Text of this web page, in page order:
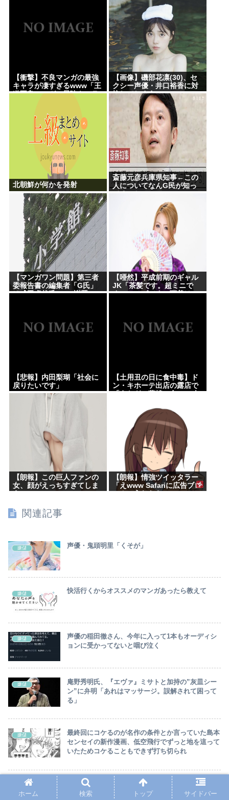
【衝撃】不良マンガの最強
キャラが凄すぎるwww「王
道不良マンガの最強キャラ
【画像】磯部花凛(30)、セ
クシー声優・井口裕香に対
抗してしまうwww
北朝鮮が何かを発射
斎藤元彦兵庫県知事←この
人についてなんG民が知っ
【マンガワン問題】第三者
委報告書の編集者「G氏」
は成田卓哉氏...Xで謝罪
【唖然】平成前期のギャル
JK「茶髪です。超ミニで
す。ルーズです。下着はテ
【悲報】内田梨瑚「社会に
戻りたいです」
【土用丑の日に食中毒】ド
ン・キホーテ出店の露店で
【朗報】この巨人ファンの
女、顔がえっちすぎてしま
【朗報】情強ツイッタラー
「えwww Safariに広告ブロ
関連記事
嫌儲 声優・鬼頭明里「くそが」
嫌儲 快活行くからオススメのマンガあったら教えて
嫌儲
声優の稲田徹さん、今年に入って1本もオーディシ
ョンに受かってないと咽び泣く
嫌儲
庵野秀明氏、『エヴァ』ミサトと加持の”灰皿シー
ン”に弁明「あれはマッサージ。誤解されて困って
る」
嫌儲
最終回にコケるのが名作の条件とか言っていた島本
センセイの新作漫画、低空飛行でずっと地を這って
いたためコケることもできず打ち切られ
嫌儲
【画像】声優の高野麻里佳さん、顔が変貌する
ホーム
検索 トップ サイドバー